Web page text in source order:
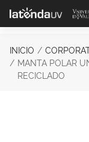
Saltar al contenido
INICIO
MANTA POLAR
RECICLADO